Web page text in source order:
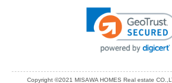
Copyright ©2021 MISAWA HOMES Real estate